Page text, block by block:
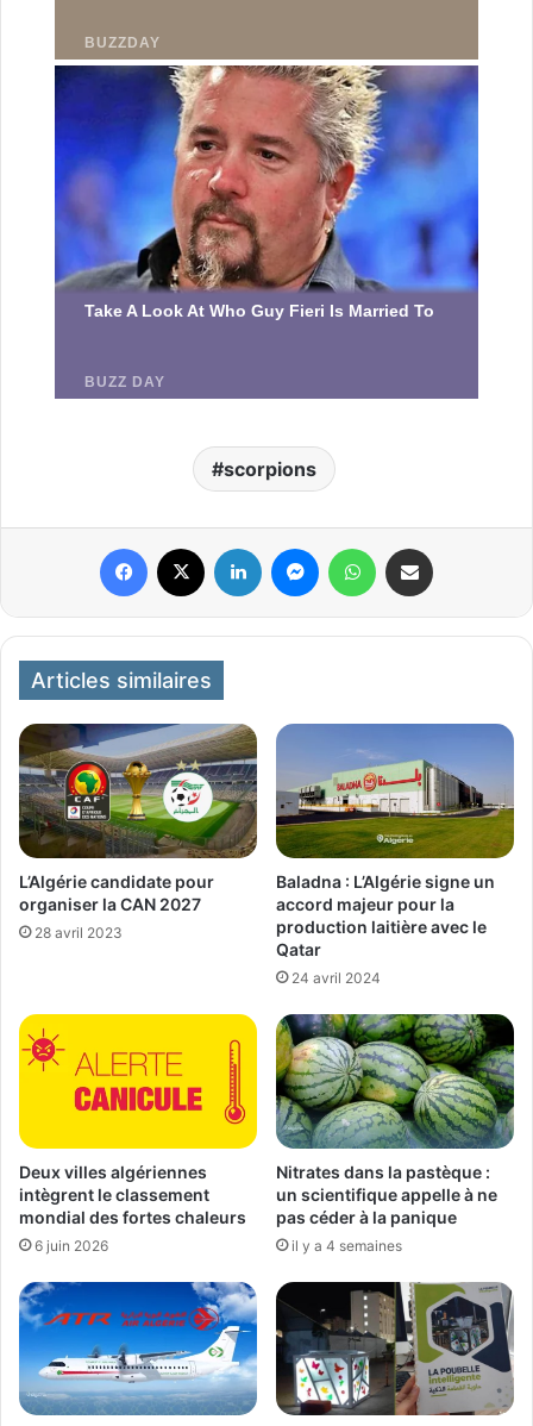
scorpions
Articles similaires
L’Algérie candidate pour
organiser la CAN 2027
28 avril 2023
Baladna : L’Algérie signe un
accord majeur pour la
production laitière avec le
Qatar
24 avril 2024
Deux villes algériennes
intègrent le classement
mondial des fortes chaleurs
6 juin 2026
Nitrates dans la pastèque :
un scientifique appelle à ne
pas céder à la panique
il y a 4 semaines